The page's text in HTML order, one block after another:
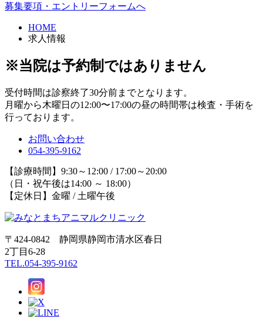
募集要項・エントリーフォームへ
HOME
求人情報
※当院は予約制ではありません
受付時間は診察終了30分前までとなります。
月曜から木曜日の12:00〜17:00の昼の時間帯は検査・手術を
行っております。
お問い合わせ
054-395-9162
【診療時間】9:30～12:00 / 17:00～20:00
（日・祝午後は14:00 ～ 18:00）
【定休日】金曜 / 土曜午後
〒424-0842 静岡県静岡市清水区春日
2丁目6-28
TEL.054-395-9162